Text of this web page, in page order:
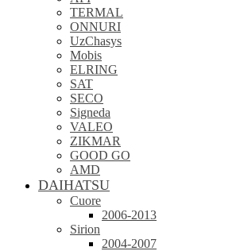
TERMAL
ONNURI
UzChasys
Mobis
ELRING
SAT
SECO
Signeda
VALEO
ZIKMAR
GOOD GO
AMD
DAIHATSU
Cuore
2006-2013
Sirion
2004-2007